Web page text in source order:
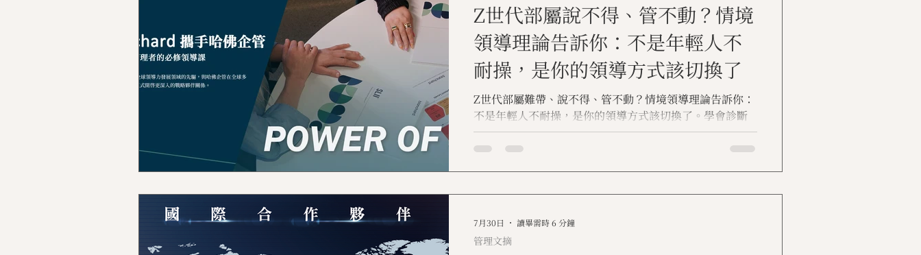
Z世代部屬說不得、管不動？情境
領導理論告訴你：不是年輕人不
耐操，是你的領導方式該切換了
Z世代部屬難帶、說不得、管不動？情境領導理論告訴你：
不是年輕人不耐操，是你的領導方式該切換了。學會診斷
部屬狀態、對症下藥，讓每位年輕員工都發揮戰力。
管理文摘
7月30日 讀畢需時 6 分鐘